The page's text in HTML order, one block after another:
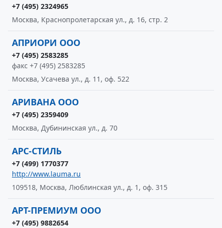
+7 (495) 2324965
Москва, Краснопролетарская ул., д. 16, стр. 2
АПРИОРИ ООО
+7 (495) 2583285
факс +7 (495) 2583285
Москва, Усачева ул., д. 11, оф. 522
АРИВАНА ООО
+7 (495) 2359409
Москва, Дубининская ул., д. 70
АРС-СТИЛЬ
+7 (499) 1770377
http://www.lauma.ru
109518, Москва, Люблинская ул., д. 1, оф. 315
АРТ-ПРЕМИУМ ООО
+7 (495) 9882654